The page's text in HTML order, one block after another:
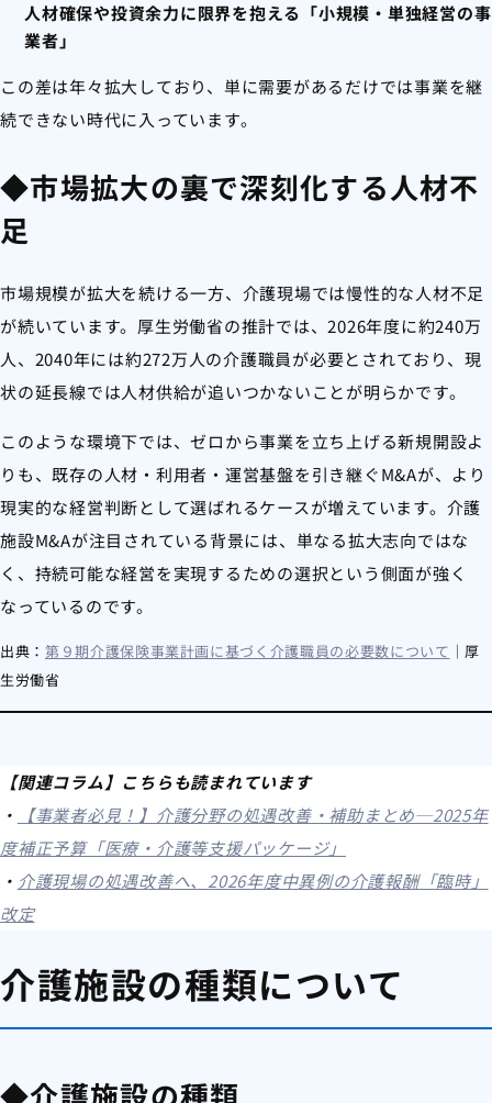
人材確保や投資余力に限界を抱える「小規模・単独経営の事
業者」
この差は年々拡大しており、単に需要があるだけでは事業を継
続できない時代に入っています。
◆市場拡大の裏で深刻化する人材不
足
市場規模が拡大を続ける一方、介護現場では慢性的な人材不足
が続いています。厚生労働省の推計では、2026年度に約240万
人、2040年には約272万人の介護職員が必要とされており、現
状の延長線では人材供給が追いつかないことが明らかです。
このような環境下では、ゼロから事業を立ち上げる新規開設よ
りも、既存の人材・利用者・運営基盤を引き継ぐM&Aが、より
現実的な経営判断として選ばれるケースが増えています。介護
施設M&Aが注目されている背景には、単なる拡大志向ではな
く、持続可能な経営を実現するための選択という側面が強く
なっているのです。
出典： 第９期介護保険事業計画に基づく介護職員の必要数について ｜厚
生労働省
【関連コラム】こちらも読まれています
・
【事業者必見！】介護分野の処遇改善・補助まとめ─2025年
度補正予算「医療・介護等支援パッケージ」
・ 介護現場の処遇改善へ、2026年度中異例の介護報酬「臨時」
改定
介護施設の種類について
◆介護施設の種類